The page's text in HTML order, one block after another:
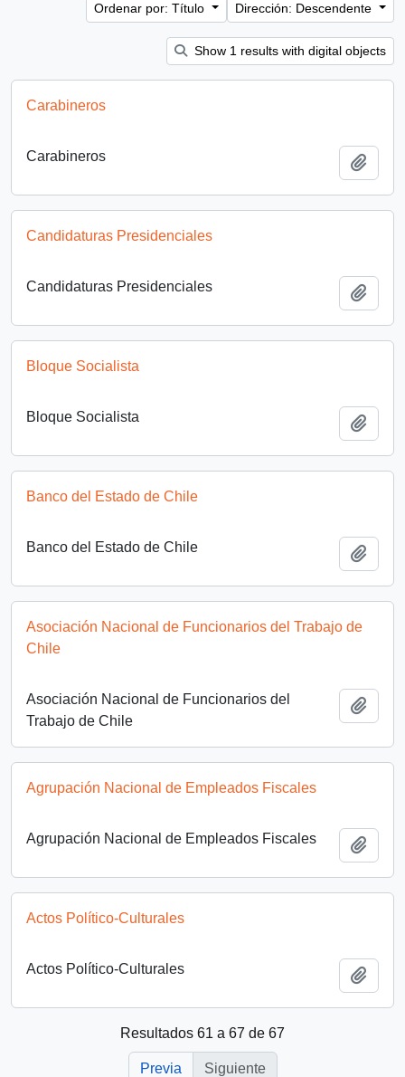
Ordenar por: Título
Dirección: Descendente
Show 1 results with digital objects
Carabineros
Carabineros
Candidaturas Presidenciales
Candidaturas Presidenciales
Bloque Socialista
Bloque Socialista
Banco del Estado de Chile
Banco del Estado de Chile
Asociación Nacional de Funcionarios del Trabajo de
Chile
Asociación Nacional de Funcionarios del
Trabajo de Chile
Agrupación Nacional de Empleados Fiscales
Agrupación Nacional de Empleados Fiscales
Actos Político-Culturales
Actos Político-Culturales
Resultados 61 a 67 de 67
Previa Siguiente